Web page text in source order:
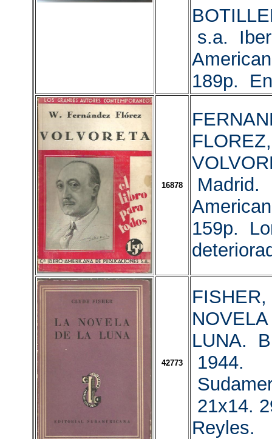
s.a.
189p.
16878
Madrid.
159p.
42773
LUNA.
1944.
21x14.
Reyles.